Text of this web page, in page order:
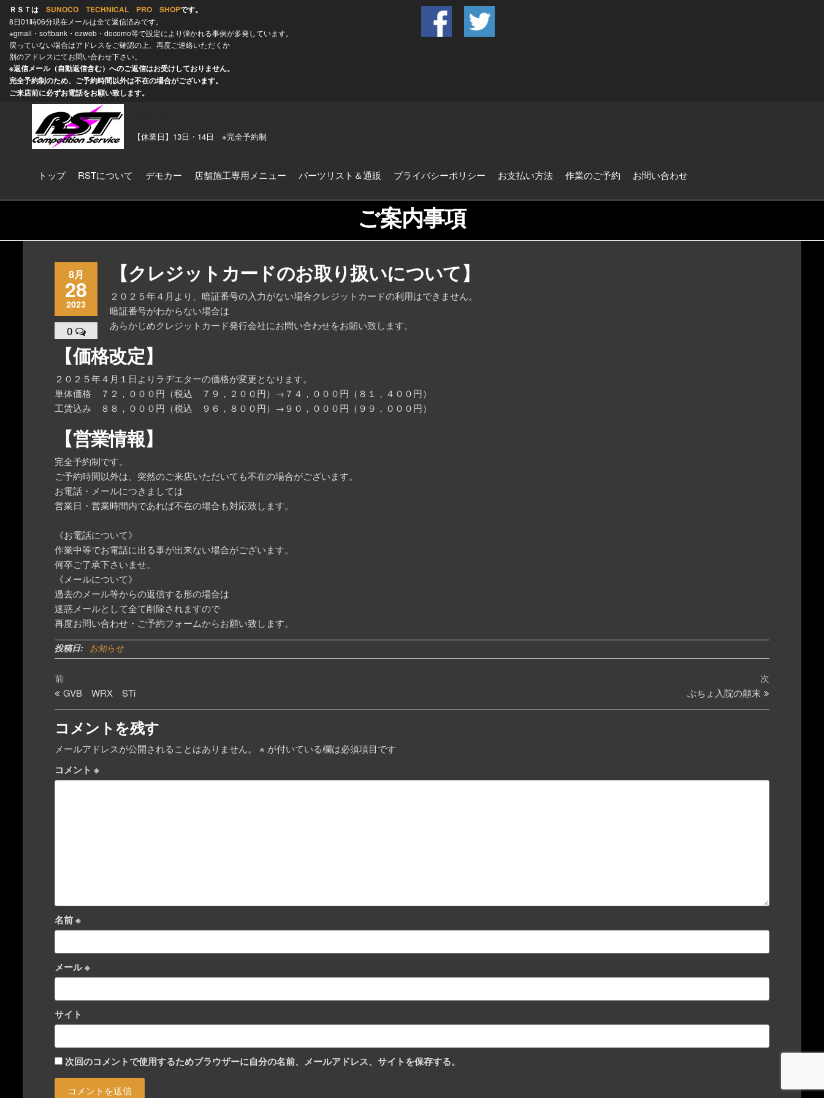
ＲＳＴは SUNOCO TECHNICAL PRO SHOPです。
8日01時06分現在メールは全て返信済みです。
※gmail・softbank・ezweb・docomo等で設定により弾かれる事例が多発しています。
戻っていない場合はアドレスをご確認の上、再度ご連絡いただくか
別のアドレスにてお問い合わせ下さい。
※返信メール（自動返信含む）へのご返信はお受けしておりません。
完全予約制のため、ご予約時間以外は不在の場合がございます。
ご来店前に必ずお電話をお願い致します。
【休業日】13日・14日 ※完全予約制
トップ RSTについて デモカー 店舗施工専用メニュー パーツリスト＆通販 プライバシーポリシー お支払い方法 作業のご予約 お問い合わせ
ご案内事項
8月
28
2023
0
【クレジットカードのお取り扱いについて】
２０２５年４月より、暗証番号の入力がない場合クレジットカードの利用はできません。
暗証番号がわからない場合は
あらかじめクレジットカード発行会社にお問い合わせをお願い致します。
【価格改定】
２０２５年４月１日よりラヂエターの価格が変更となります。
単体価格 ７２，０００円（税込 ７９，２００円）→７４，０００円（８１，４００円）
工賃込み ８８，０００円（税込 ９６，８００円）→９０，０００円（９９，０００円）
【営業情報】
完全予約制です。
ご予約時間以外は、突然のご来店いただいても不在の場合がございます。
お電話・メールにつきましては
営業日・営業時間内であれば不在の場合も対応致します。
《お電話について》
作業中等でお電話に出る事が出来ない場合がございます。
何卒ご了承下さいませ。
《メールについて》
過去のメール等からの返信する形の場合は
迷惑メールとして全て削除されますので
再度お問い合わせ・ご予約フォームからお願い致します。
投稿日: お知らせ
投
稿
ナ
ビ
ゲ
ー
過
去
の
投
稿
前
GVB WRX STi
次
の
投
次
ぶちょ入院の顛末
コメントを残す
メールアドレスが公開されることはありません。 ※ が付いている欄は必須項目です
コメント※
名前※
メール※
サイト
次回のコメントで使用するためブラウザーに自分の名前、メールアドレス、サイトを保存する。